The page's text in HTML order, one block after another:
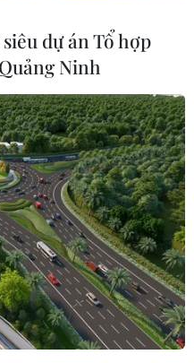
tử vong khi chơi ở
đai
đùa trên bãi đất thuộc
2 ở Thành phố Hồ Chí
đó 2 cháu tử vong.
dự án Tổ hợp
Ninh